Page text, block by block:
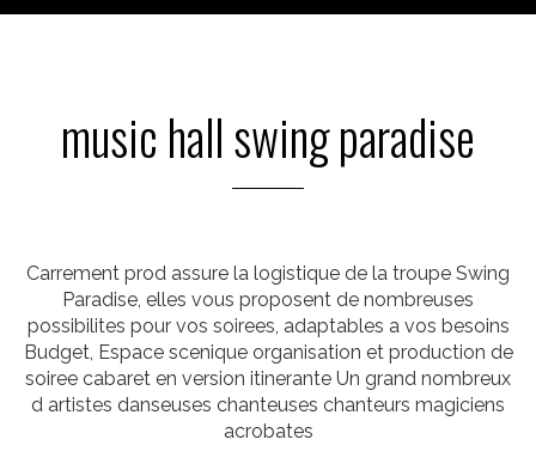
music hall swing paradise
Carrement prod assure la logistique de la troupe Swing
Paradise, elles vous proposent de nombreuses
possibilites pour vos soirees, adaptables a vos besoins
Budget, Espace scenique organisation et production de
soiree cabaret en version itinerante Un grand nombreux
d artistes danseuses chanteuses chanteurs magiciens
acrobates